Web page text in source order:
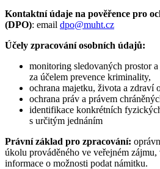
Kontaktní údaje na pověřence pro
(DPO): email dpo@muht.cz
Účely zpracování osobních údajů:
monitoring sledovaných prostor
za účelem prevence kriminality,
ochrana majetku, života a zdraví
ochrana práv a právem
identifikace konkrétních
s určitým jednáním
Právní základ pro zpracování:
úkolu prováděného ve veřejném
informace o možnosti podat námitku.